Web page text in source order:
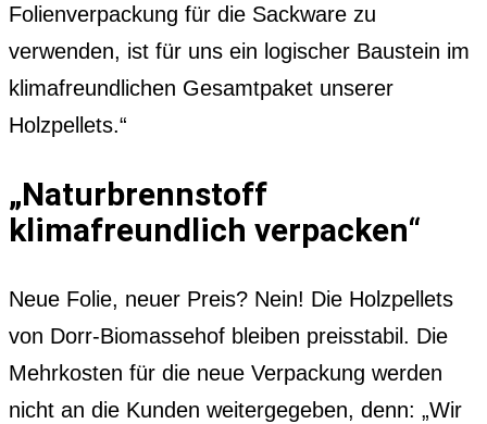
Folienverpackung für die Sackware zu
verwenden, ist für uns ein logischer Baustein im
klimafreundlichen Gesamtpaket unserer
Holzpellets.“
„Naturbrennstoff
klimafreundlich verpacken“
Neue Folie, neuer Preis? Nein! Die Holzpellets
von Dorr-Biomassehof bleiben preisstabil. Die
Mehrkosten für die neue Verpackung werden
nicht an die Kunden weitergegeben, denn: „Wir